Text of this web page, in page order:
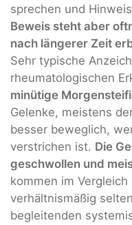
sprechen und
Beweis steht aber
nach längerer Zeit
Sehr typische
rheumatologischen
minütige
Gelenke, meistens
besser beweglich,
verstrichen ist. Die
geschwollen und
kommen im
verhältnismäßig
begleitenden